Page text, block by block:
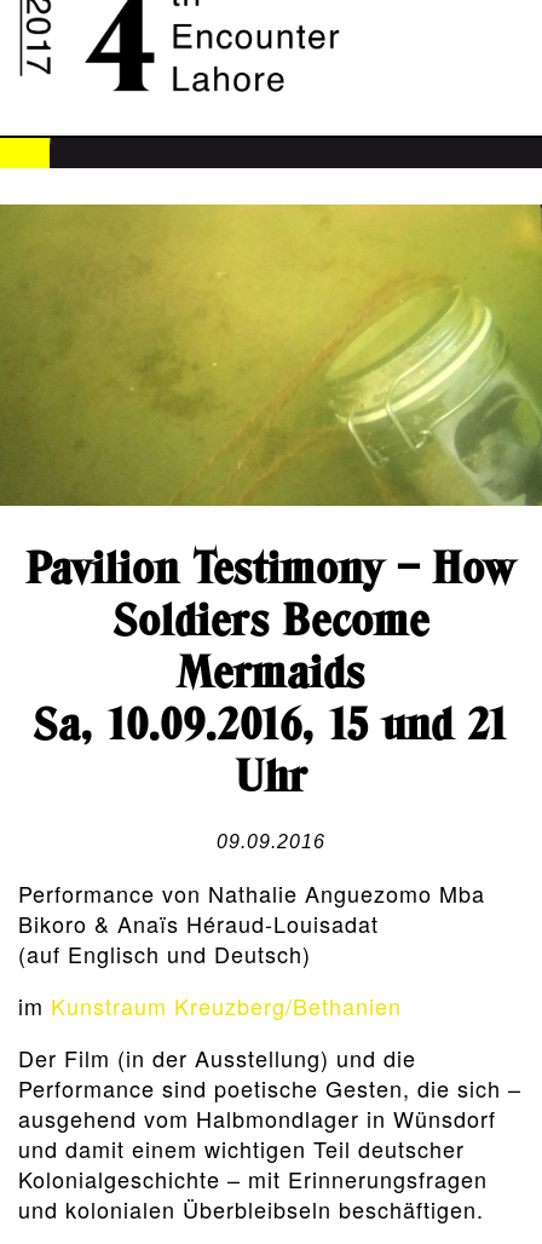
Pavilion Testimony – How
Soldiers Become
Mermaids
Sa, 10.09.2016, 15 und 21
Uhr
09.09.2016
Performance von Nathalie Anguezomo Mba
Bikoro & Anaïs Héraud-Louisadat
(auf Englisch und Deutsch)
im Kunstraum Kreuzberg/Bethanien
Der Film (in der Ausstellung) und die
Performance sind poetische Gesten, die sich –
ausgehend vom Halbmondlager in Wünsdorf
und damit einem wichtigen Teil deutscher
Kolonialgeschichte – mit Erinnerungsfragen
und kolonialen Überbleibseln beschäftigen.